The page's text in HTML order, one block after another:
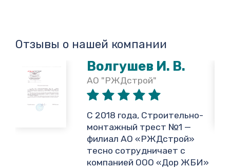
Отзывы о нашей компании
Волгушев И. В.
АО "РЖДстрой"
С 2018 года, Строительно-
монтажный трест №1 —
филиал АО «РЖДстрой»
тесно сотрудничает с
компанией ООО «Дор ЖБИ»